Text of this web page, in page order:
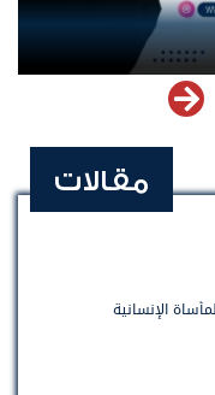
مقالات
الإنسانية